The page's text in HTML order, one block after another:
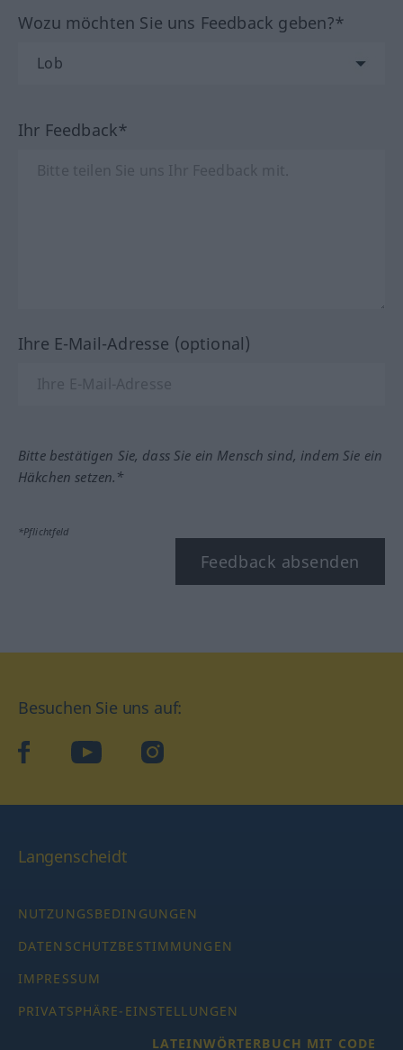
Wozu möchten Sie uns Feedback geben?*
Ihr Feedback*
Ihre E-Mail-Adresse (optional)
Bitte bestätigen Sie, dass Sie ein Mensch sind, indem Sie ein
Häkchen setzen.*
*Pflichtfeld
Feedback absenden
Besuchen Sie uns auf:
facebookYouTube Instagram
Langenscheidt
NUTZUNGSBEDINGUNGEN
DATENSCHUTZBESTIMMUNGEN
IMPRESSUM
PRIVATSPHÄRE-EINSTELLUNGEN
LATEINWÖRTERBUCH MIT CODE